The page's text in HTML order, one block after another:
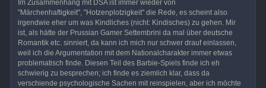
Im Zusammenhang mit DSA ist immer wieder von
"Märchenhaftigkeit", "Hotzenplotzigkeit" die Rede, es scheint also
irgendwie eher um was Kindliches (nicht: Kindisches) zu gehen. Mir
ist, als hätte der Prussian Gamer Settembrini da mal über deutsche
Romantik etc. sinniert, da kann ich mich nur schwer drauf einlassen,
weil ich die Argumentation mit dem Nationalcharakter immer etwas
problematisch finde. Diesen Teil des Barbie-Spiels finde ich eh
schwierig zu besprechen; ich finde es ziemlich klar, dass da
verschiende psychologische Sachen mit reinspielen, aber ich möchte